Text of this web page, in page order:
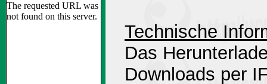
Technische
Das
Downloads per